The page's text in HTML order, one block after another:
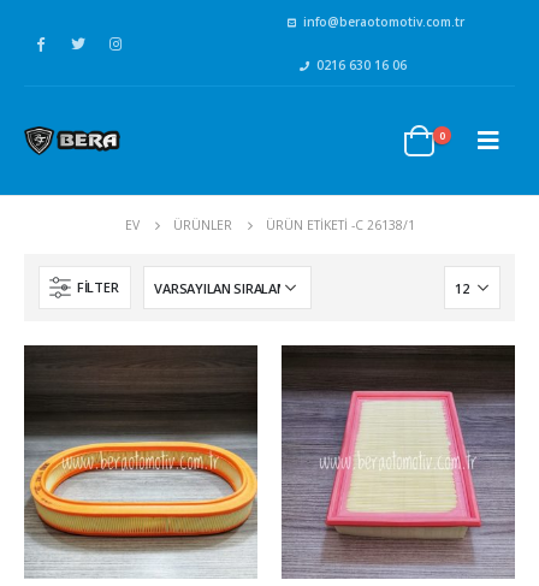
info@beraotomotiv.com.tr
0216 630 16 06
0
EV ÜRÜNLER ÜRÜN ETIKETI -C 26138/1
FILTER